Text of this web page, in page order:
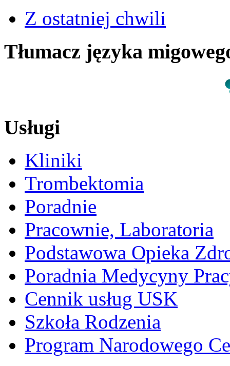
Z ostatniej chwili
Tłumacz języka
Usługi
Kliniki
Trombektomia
Poradnie
Pracownie, Laboratoria
Podstawowa Opieka
Poradnia Medycyny
Cennik usług USK
Szkoła Rodzenia
Program Narodowego